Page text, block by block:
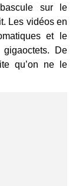
sur le
Les vidéos en
et le
De
qu’on ne le